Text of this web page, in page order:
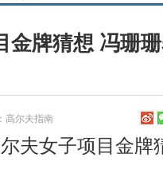
金牌猜想 冯珊
高尔夫指南
夫女子项目金牌